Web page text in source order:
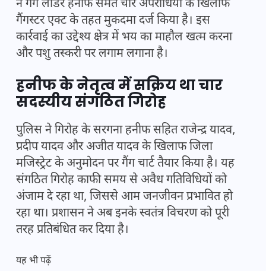
ने गैंग लीडर हनीफ समेत चार अपराधियों के खिलाफ
गैंगस्टर एक्ट के तहत मुकदमा दर्ज किया है। इस
कार्रवाई का उद्देश्य क्षेत्र में भय का माहौल खत्म करना
और पशु तस्करी पर लगाम लगाना है।
हनीफ के नेतृत्व में सक्रिय था चार
सदस्यीय संगठित गिरोह
पुलिस ने गिरोह के सरगना हनीफ सहित राजेन्द्र यादव,
प्रदीप यादव और अजीत यादव के खिलाफ जिला
मजिस्ट्रेट के अनुमोदन पर गैंग चार्ट तैयार किया है। यह
संगठित गिरोह काफी समय से अवैध गतिविधियों को
अंजाम दे रहा था, जिससे आम जनजीवन प्रभावित हो
रहा था। प्रशासन ने अब इनके स्वतंत्र विचरण को पूरी
तरह प्रतिबंधित कर दिया है।
यह भी पढ़ें